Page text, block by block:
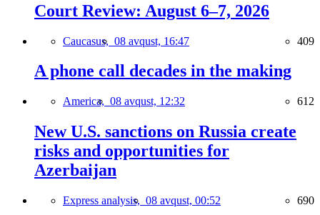
Court Review: August 6–7, 2026
Caucasus, 08 avqust, 16:47 409
A phone call decades in the making
America, 08 avqust, 12:32 612
New U.S. sanctions on Russia create
risks and opportunities for
Azerbaijan
Express analysis, 08 avqust, 00:52 690